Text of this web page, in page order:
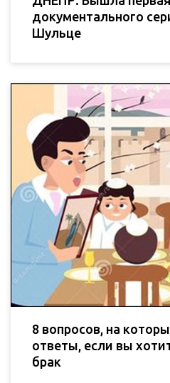
документального
Шульце
8 вопросов, на
ответы, если вы
брак